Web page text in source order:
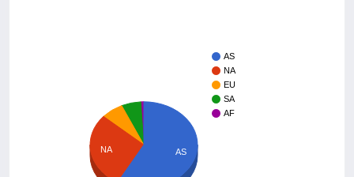
AS
NA
EU
SA
AF
NA AS